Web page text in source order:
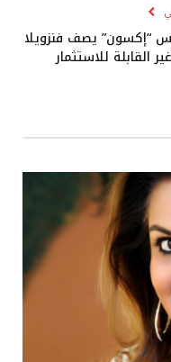
“إكسون” يصف فنزويلا
القابلة للاستثمار